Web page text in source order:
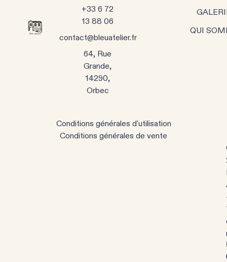
+33 6 72
13 88 06
contact@bleuatelier.fr
64, Rue
Grande,
14290,
Orbec
QUI
Conditions générales d'utilisation
Conditions générales de vente